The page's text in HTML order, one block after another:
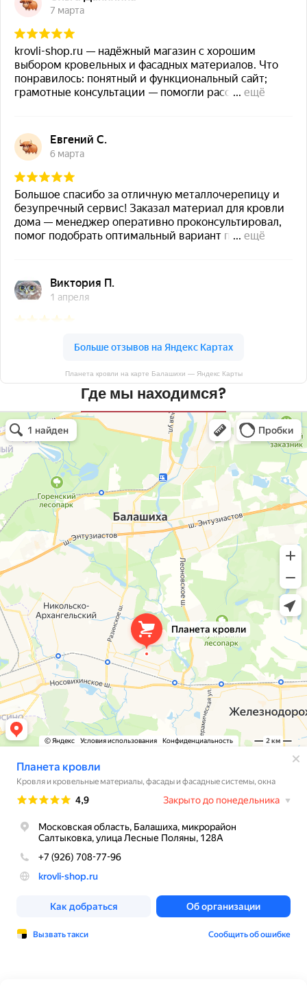
Планета кровли на карте Балашихи — Яндекс Карты
Где мы находимся?
Планета кровли
Кровля и кровельные материалы в Балашихе
Окна в Балашихе